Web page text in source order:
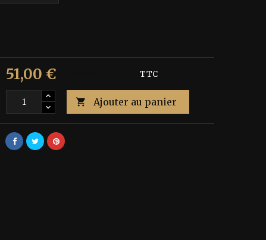
51,00 € TTC
 Ajouter au panier